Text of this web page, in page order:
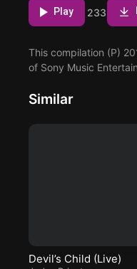
Play 233
This compilation (P)
of Sony Music
Similar
Devil’s Child (Live)